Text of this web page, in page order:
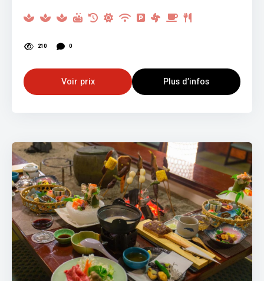
210 0
Voir prix Plus d’infos